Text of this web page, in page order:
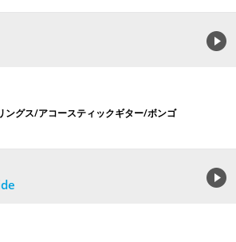
ングス/アコースティックギター/ボンゴ